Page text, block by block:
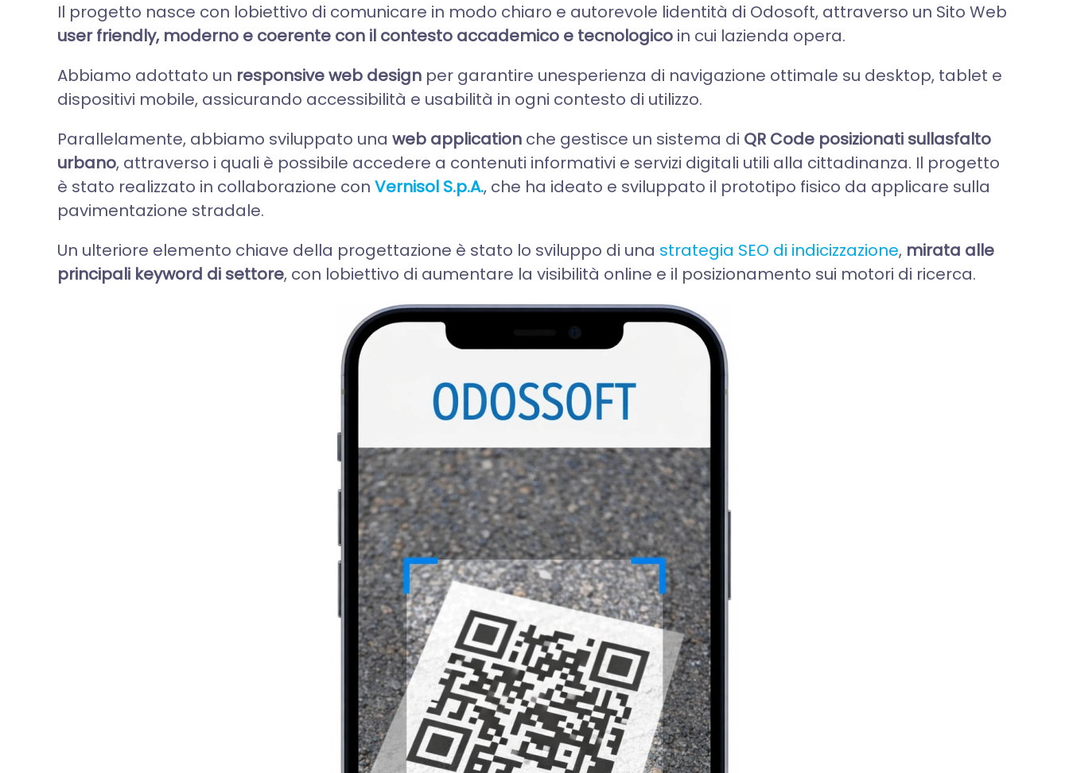
Il progetto nasce con lobiettivo di comunicare in modo chiaro e autorevole lidentità di Odosoft, attraverso un Sito Web
user friendly, moderno e coerente con il contesto accademico e tecnologico in cui lazienda opera.
Abbiamo adottato un responsive web design per garantire unesperienza di navigazione ottimale su desktop, tablet e
dispositivi mobile, assicurando accessibilità e usabilità in ogni contesto di utilizzo.
Parallelamente, abbiamo sviluppato una web application che gestisce un sistema di QR Code posizionati sullasfalto
urbano, attraverso i quali è possibile accedere a contenuti informativi e servizi digitali utili alla cittadinanza. Il progetto
è stato realizzato in collaborazione con Vernisol S.p.A., che ha ideato e sviluppato il prototipo fisico da applicare sulla
pavimentazione stradale.
Un ulteriore elemento chiave della progettazione è stato lo sviluppo di una strategia SEO di indicizzazione, mirata alle
principali keyword di settore, con lobiettivo di aumentare la visibilità online e il posizionamento sui motori di ricerca.